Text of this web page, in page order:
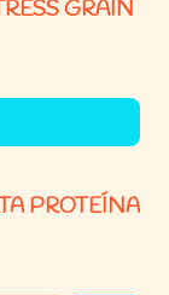
GRAIN
PROTEÍNA